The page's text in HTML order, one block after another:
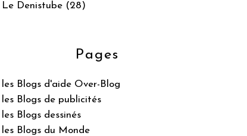
Le Denistube (28)
Pages
les Blogs d'aide Over-Blog
les Blogs de publicités
les Blogs dessinés
les Blogs du Monde